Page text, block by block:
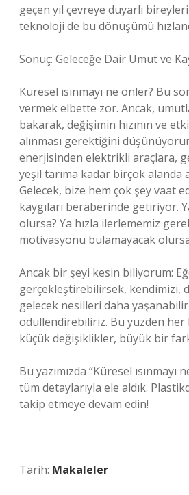
geçen yıl çevreye duyarlı
teknoloji de bu dönüşümü
Sonuç: Geleceğe Dair Umut ve
Küresel ısınmayı ne önler? Bu
vermek elbette zor. Ancak,
bakarak, değişimin hızının ve
alınması gerektiğini
enerjisinden elektrikli araçlara,
yeşil tarıma kadar birçok alanda
Gelecek, bize hem çok şey vaat
kaygıları beraberinde getiriyor.
olursa? Ya hızla ilerlememiz
motivasyonu bulamayacak
Ancak bir şeyi kesin biliyorum:
gerçekleştirebilirsek, kendimizi,
gelecek nesilleri daha
ödüllendirebiliriz. Bu yüzden her
küçük değişiklikler, büyük bir
Bu yazımızda “Küresel
tüm detaylarıyla ele aldık.
takip etmeye devam edin!
Tarih: Makaleler